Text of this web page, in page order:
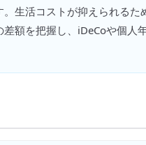
生活コストが抑えられる
額を把握し、iDeCoや個人